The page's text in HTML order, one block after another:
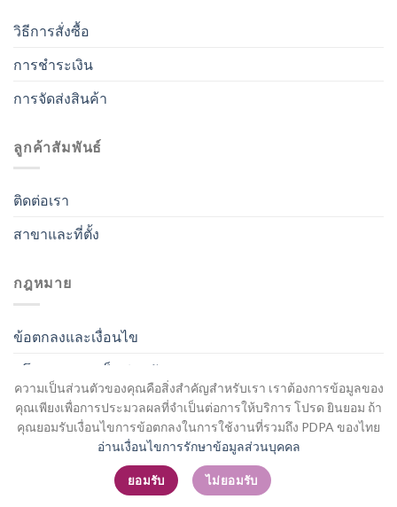
ความเป็นส่วนตัวของคุณคือสิ่งสำคัญสำหรับเรา เราต้องการข้อมูลของ
คุณเพียงเพื่อการประมวลผลที่จำเป็นต่อการให้บริการ โปรด ยินยอม ถ้า
คุณยอมรับเงื่อนไขการข้อตกลงในการใช้งานที่รวมถึง PDPA ของไทย
อ่านเงื่อนไขการรักษาข้อมูลส่วนบุคคล
ยอมรับ ไม่ยอมรับ
วิธีการสั่งซื้อ
การชำระเงิน
การจัดส่งสินค้า
ลูกค้าสัมพันธ์
ติดต่อเรา
สาขาและที่ตั้ง
กฎหมาย
ข้อตกลงและเงื่อนไข
นโยบายความเป็นส่วนตัว
สมัครสมาชิก / เข้าสู่ระบบ
Copyright 2026 ©Flatsome Theme